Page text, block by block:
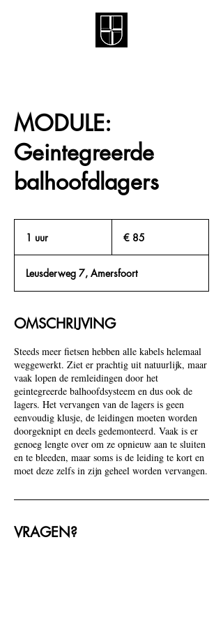
MODULE:
Geintegreerde
balhoofdlagers
1 uur € 85
Leusderweg 7, Amersfoort
OMSCHRIJVING
Steeds meer fietsen hebben alle kabels helemaal
weggewerkt. Ziet er prachtig uit natuurlijk, maar
vaak lopen de remleidingen door het
geintegreerde balhoofdsysteem en dus ook de
lagers. Het vervangen van de lagers is geen
eenvoudig klusje, de leidingen moeten worden
doorgeknipt en deels gedemonteerd. Vaak is er
genoeg lengte over om ze opnieuw aan te sluiten
en te bleeden, maar soms is de leiding te kort en
moet deze zelfs in zijn geheel worden vervangen.
VRAGEN?